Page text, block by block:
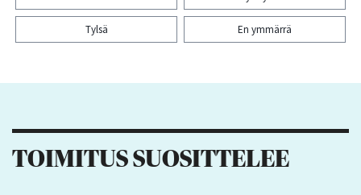
Tylsä En ymmärrä
TOIMITUS SUOSITTELEE